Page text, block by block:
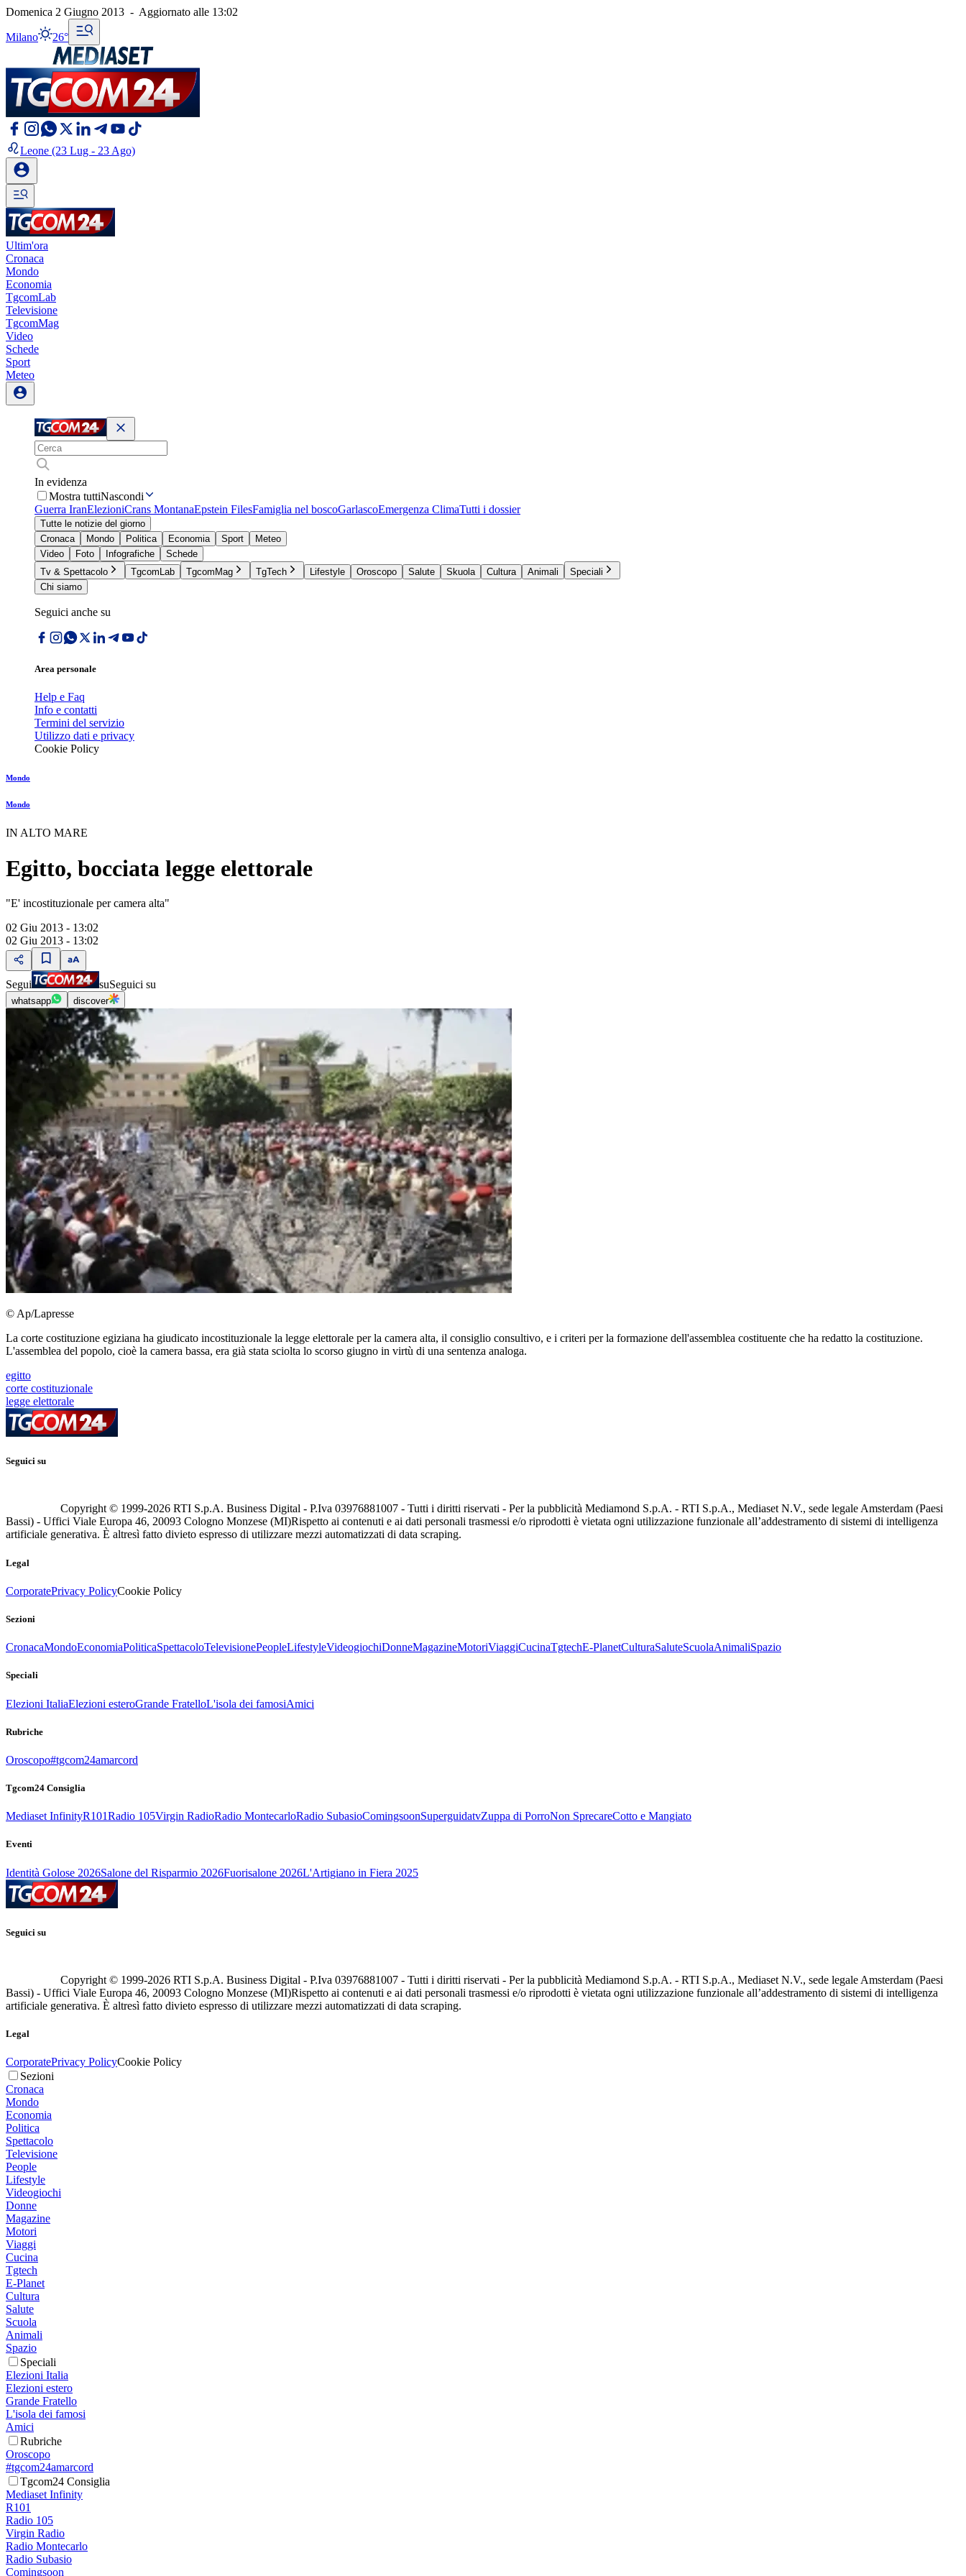
Domenica 2 Giugno 2013 - Aggiornato alle 13:02
Milano 26°
Leone (23 Lug - 23 Ago)
Ultim'ora
Cronaca
Mondo
Economia
TgcomLab
Televisione
TgcomMag
Video
Schede
Sport
Meteo
In evidenza
Mostra tuttiNascondi
Guerra IranElezioniCrans MontanaEpstein FilesFamiglia nel boscoGarlascoEmergenza ClimaTutti i dossier
Tutte le notizie del giorno
Cronaca
Mondo Politica Economia Sport
Meteo
Video
Foto Infografiche
Schede
Tv & Spettacolo
TgcomLab TgcomMag TgTech Lifestyle Oroscopo Salute Skuola Cultura Animali
Speciali
Chi siamo
Seguici anche su
Area personale
Help e Faq
Info e contatti
Termini del servizio
Utilizzo dati e privacy
Cookie Policy
Mondo
Mondo
IN ALTO MARE
Egitto, bocciata legge elettorale
"E' incostituzionale per camera alta"
02 Giu 2013 - 13:02
02 Giu 2013 - 13:02
Segui suSeguici su
whatsapp discover
© Ap/Lapresse
La corte costituzione egiziana ha giudicato incostituzionale la legge elettorale per la camera alta, il consiglio consultivo, e i criteri per la formazione dell'assemblea costituente che ha redatto la costituzione.
L'assemblea del popolo, cioè la camera bassa, era già stata sciolta lo scorso giugno in virtù di una sentenza analoga.
egitto
corte costituzionale
legge elettorale
Seguici su
Copyright © 1999-2026 RTI S.p.A. Business Digital - P.Iva 03976881007 - Tutti i diritti riservati - Per la pubblicità Mediamond S.p.A. - RTI S.p.A., Mediaset N.V., sede legale Amsterdam (Paesi
Bassi) - Uffici Viale Europa 46, 20093 Cologno Monzese (MI)Rispetto ai contenuti e ai dati personali trasmessi e/o riprodotti è vietata ogni utilizzazione funzionale all’addestramento di sistemi di intelligenza
artificiale generativa. È altresì fatto divieto espresso di utilizzare mezzi automatizzati di data scraping.
Legal
CorporatePrivacy PolicyCookie Policy
Sezioni
CronacaMondoEconomiaPoliticaSpettacoloTelevisionePeopleLifestyleVideogiochiDonneMagazineMotoriViaggiCucinaTgtechE-PlanetCulturaSaluteScuolaAnimaliSpazio
Speciali
Elezioni ItaliaElezioni esteroGrande FratelloL'isola dei famosiAmici
Rubriche
Oroscopo#tgcom24amarcord
Tgcom24 Consiglia
Mediaset InfinityR101Radio 105Virgin RadioRadio MontecarloRadio SubasioComingsoonSuperguidatvZuppa di PorroNon SprecareCotto e Mangiato
Eventi
Identità Golose 2026Salone del Risparmio 2026Fuorisalone 2026L'Artigiano in Fiera 2025
Seguici su
Copyright © 1999-2026 RTI S.p.A. Business Digital - P.Iva 03976881007 - Tutti i diritti riservati - Per la pubblicità Mediamond S.p.A. - RTI S.p.A., Mediaset N.V., sede legale Amsterdam (Paesi
Bassi) - Uffici Viale Europa 46, 20093 Cologno Monzese (MI)Rispetto ai contenuti e ai dati personali trasmessi e/o riprodotti è vietata ogni utilizzazione funzionale all’addestramento di sistemi di intelligenza
artificiale generativa. È altresì fatto divieto espresso di utilizzare mezzi automatizzati di data scraping.
Legal
CorporatePrivacy PolicyCookie Policy
Sezioni
Cronaca
Mondo
Economia
Politica
Spettacolo
Televisione
People
Lifestyle
Videogiochi
Donne
Magazine
Motori
Viaggi
Cucina
Tgtech
E-Planet
Cultura
Salute
Scuola
Animali
Spazio
Speciali
Elezioni Italia
Elezioni estero
Grande Fratello
L'isola dei famosi
Amici
Rubriche
Oroscopo
#tgcom24amarcord
Tgcom24 Consiglia
Mediaset Infinity
R101
Radio 105
Virgin Radio
Radio Montecarlo
Radio Subasio
Comingsoon